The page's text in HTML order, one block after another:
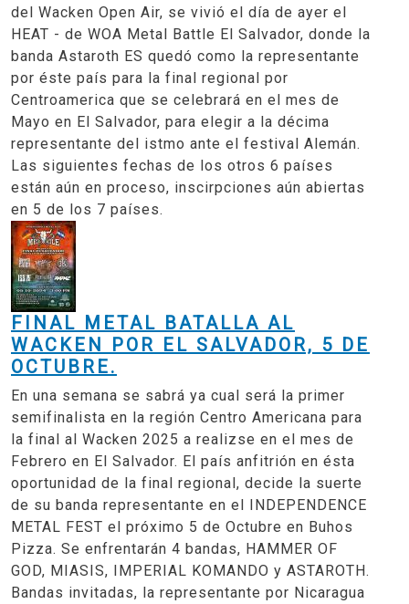
del Wacken Open Air, se vivió el día de ayer el
HEAT - de WOA Metal Battle El Salvador, donde la
banda Astaroth ES quedó como la representante
por éste país para la final regional por
Centroamerica que se celebrará en el mes de
Mayo en El Salvador, para elegir a la décima
representante del istmo ante el festival Alemán.
Las siguientes fechas de los otros 6 países
están aún en proceso, inscirpciones aún abiertas
en 5 de los 7 países.
FINAL METAL BATALLA AL
WACKEN POR EL SALVADOR, 5 DE
OCTUBRE.
En una semana se sabrá ya cual será la primer
semifinalista en la región Centro Americana para
la final al Wacken 2025 a realizse en el mes de
Febrero en El Salvador. El país anfitrión en ésta
oportunidad de la final regional, decide la suerte
de su banda representante en el INDEPENDENCE
METAL FEST el próximo 5 de Octubre en Buhos
Pizza. Se enfrentarán 4 bandas, HAMMER OF
GOD, MIASIS, IMPERIAL KOMANDO y ASTAROTH.
Bandas invitadas, la representante por Nicaragua